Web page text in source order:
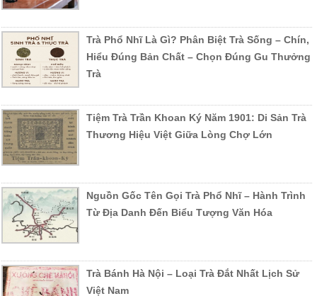
Trà Phổ Nhĩ Là Gì? Phân Biệt Trà Sống – Chín,
Hiểu Đúng Bản Chất – Chọn Đúng Gu Thưởng
Trà
Tiệm Trà Trần Khoan Ký Năm 1901: Di Sản Trà
Thương Hiệu Việt Giữa Lòng Chợ Lớn
Nguồn Gốc Tên Gọi Trà Phổ Nhĩ – Hành Trình
Từ Địa Danh Đến Biểu Tượng Văn Hóa
Trà Bánh Hà Nội – Loại Trà Đắt Nhất Lịch Sử
Việt Nam